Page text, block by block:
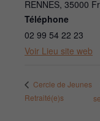
RENNES, 35000
Téléphone
02 99 54 22 23
Voir Lieu site web
Cercle de Jeunes
Retraité(e)s